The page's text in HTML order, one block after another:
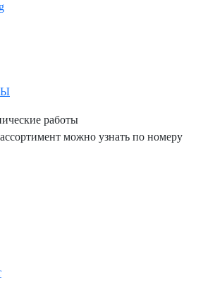
работы
можно узнать по номеру